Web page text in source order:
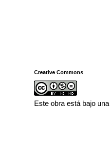
Creative Commons
Este obra está bajo una